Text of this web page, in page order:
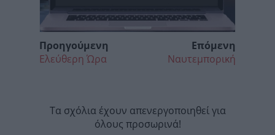
Προηγούμενη
Ελεύθερη Ώρα
Επόμενη
Ναυτεμπορική
Τα σχόλια έχουν απενεργοποιηθεί για
όλους προσωρινά!